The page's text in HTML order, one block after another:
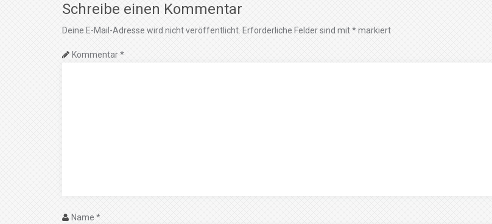
Schreibe einen Kommentar
Deine E-Mail-Adresse wird nicht veröffentlicht. Erforderliche Felder sind mit*markiert
Kommentar*
Name *